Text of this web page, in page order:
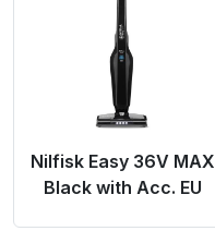
Nilfisk Easy 36V MAX
Black with Acc. EU